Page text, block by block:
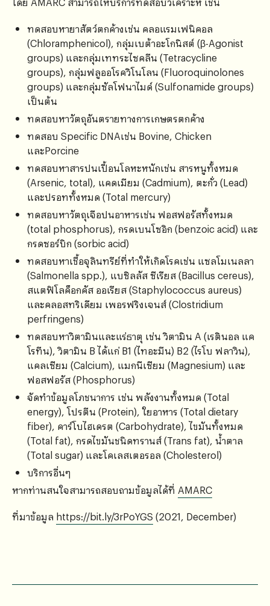
ทดสอบหายาสัตว์ตกค้างเช่น คลอแรมเฟนิคอล
(Chloramphenicol), กลุ่มเบต้าอะโกนิสต์ (β-Agonist
groups) และกลุ่มเททระไซคลีน (Tetracycline
groups), กลุ่มฟลูออโรควิโนโลน (Fluoroquinolones
groups) และกลุ่มซัลโฟนาไมด์ (Sulfonamide groups)
เป็นต้น
ทดสอบหาวัตถุอันตรายทางการเกษตรตกค้าง
ทดสอบ Specific DNAเช่น Bovine, Chicken
และPorcine
ทดสอบหาสารปนเปื้อนโลหะหนักเช่น สารหนูทั้งหมด
(Arsenic, total), แคดเมียม (Cadmium), ตะกั่ว (Lead)
และปรอททั้งหมด (Total mercury)
ทดสอบหาวัตถุเจือปนอาหารเช่น ฟอสฟอรัสทั้งหมด
(total phosphorus), กรดเบนโซอิก (benzoic acid) และ
กรดซอร์บิก (sorbic acid)
ทดสอบหาเชื้อจุลินทรีย์ที่ทำให้เกิดโรคเช่น แซลโมเนลลา
(Salmonella spp.), แบซิลลัส ซีเรียส (Bacillus cereus),
สแตฟิโลค็อกคัส ออเรียส (Staphylococcus aureus)
และคลอสทริเดียม เพอรฟริงเจนส์ (Clostridium
perfringens)
ทดสอบหาวิตามินและแร่ธาตุ เช่น วิตามิน A (เรตินอล แค
โรทีน), วิตามิน B ได้แก่ B1 (ไทอะมีน) B2 (ไรโบ ฟลาวิน),
แคลเซียม (Calcium), แมกนีเซียม (Magnesium) และ
ฟอสฟอรัส (Phosphorus)
จัดทำข้อมูลโภชนาการ เช่น พลังงานทั้งหมด (Total
energy), โปรตีน (Protein), ใยอาหาร (Total dietary
fiber), คาร์โบไฮเดรต (Carbohydrate), ไขมันทั้งหมด
(Total fat), กรดไขมันชนิดทรานส์ (Trans fat), น้ำตาล
(Total sugar) และโคเลสเตอรอล (Cholesterol)
บริการอื่นๆ
หากท่านสนใจสามารถสอบถามข้อมูลได้ที่ AMARC
ที่มาข้อมูล https://bit.ly/3rPoYGS (2021, December)